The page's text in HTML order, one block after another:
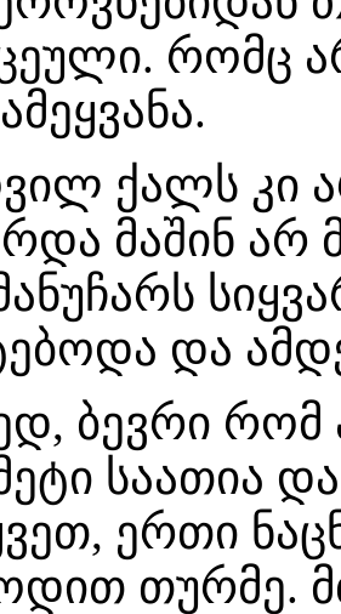
რომც
ქალს კი
მაშინ
და
ბევრი
საათია და
ერთი
თურმე.